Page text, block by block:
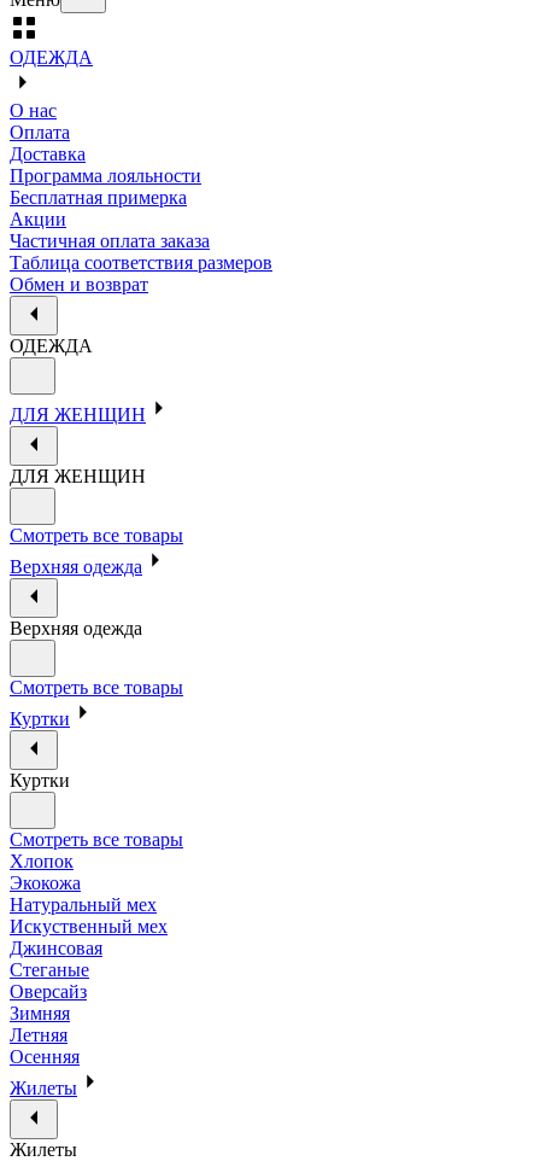
ОДЕЖДА
О нас
Оплата
Доставка
Программа лояльности
Бесплатная примерка
Акции
Частичная оплата заказа
Таблица соответствия размеров
Обмен и возврат
ОДЕЖДА
ДЛЯ ЖЕНЩИН
ДЛЯ ЖЕНЩИН
Смотреть все товары
Верхняя одежда
Верхняя одежда
Смотреть все товары
Куртки
Куртки
Смотреть все товары
Хлопок
Экокожа
Натуральный мех
Искуственный мех
Джинсовая
Стеганые
Оверсайз
Зимняя
Летняя
Осенняя
Жилеты
Жилеты